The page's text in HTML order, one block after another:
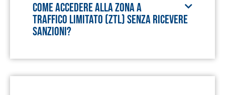
Come accedere alla Zona a
Traffico Limitato (ZTL) senza ricevere
sanzioni?